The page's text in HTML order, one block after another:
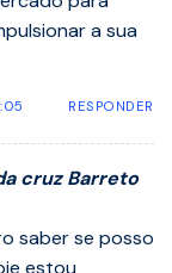
a sua
RESPONDER
cruz Barreto
saber se posso